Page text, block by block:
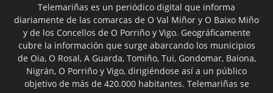
Telemariñas es un periódico digital que informa
diariamente de las comarcas de O Val Miñor y O Baixo Miño
y de los Concellos de O Porriño y Vigo. Geográficamente
cubre la información que surge abarcando los municipios
de Oia, O Rosal, A Guarda, Tomiño, Tui, Gondomar, Baiona,
Nigrán, O Porriño y Vigo, dirigiéndose así a un público
objetivo de más de 420.000 habitantes. Telemariñas se